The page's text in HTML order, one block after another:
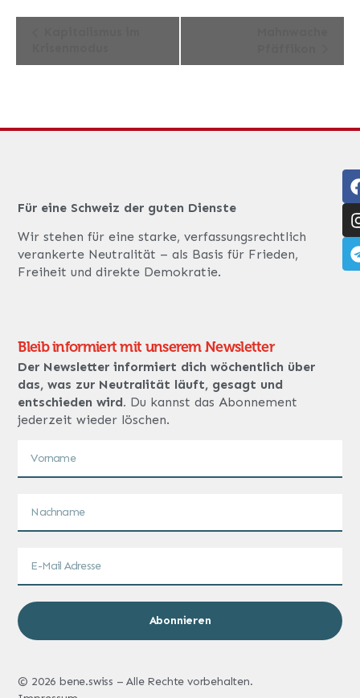
Für eine Schweiz der guten Dienste
Wir stehen für eine starke, verfassungsrechtlich
verankerte Neutralität – als Basis für Frieden,
Freiheit und direkte Demokratie.
Bleib informiert mit unserem Newsletter
Der Newsletter informiert dich wöchentlich über
das, was zur Neutralität läuft, gesagt und
entschieden wird. Du kannst das Abonnement
jederzeit wieder löschen.
Abonnieren
© 2026 bene.swiss – Alle Rechte vorbehalten.